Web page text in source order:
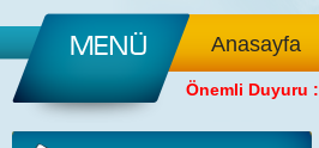
Anasayfa
Önemli Duyuru :